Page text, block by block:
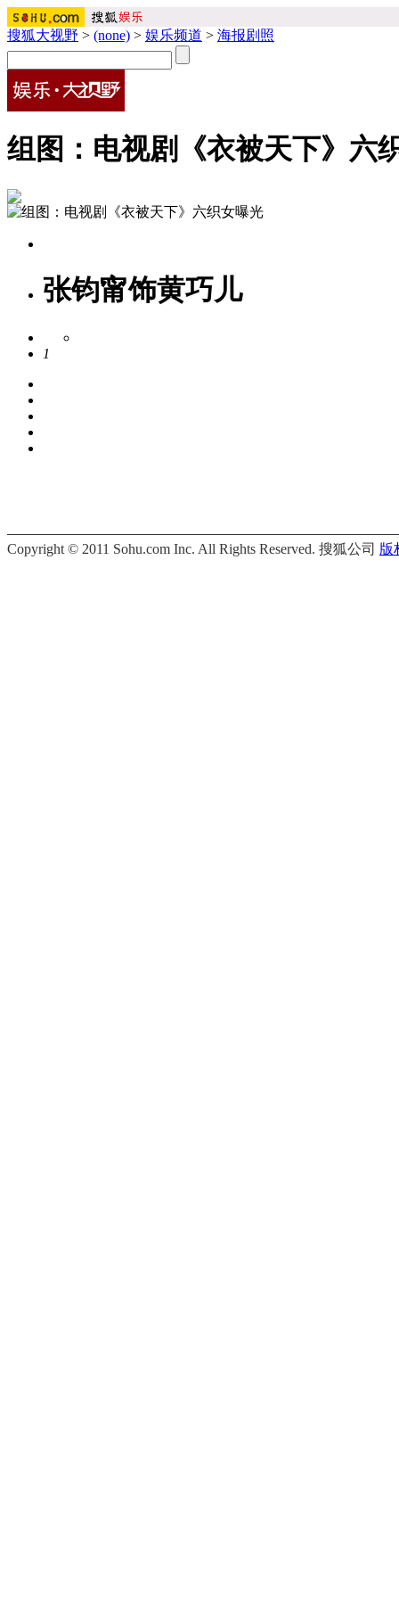
搜狐大视野 > (none) > 娱乐频道 > 海报剧照
组图：电视剧《衣被天下》六
张钧甯饰黄巧儿
1
Copyright © 2011 Sohu.com Inc. All Rights Reserved. 搜狐公司 版